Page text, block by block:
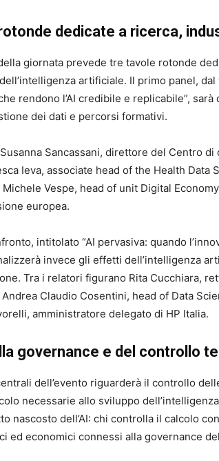
dedicate a ricerca,
giornata prevede tre tavole rotonde
artificiale. Il primo panel,
rendono l’AI credibile e replicabile”,
dei dati e percorsi formativi.
Sancassani, direttore del Centro
Ieva, associate head of the Health Data
Vespe, head of unit Digital
europea.
intitolato “AI pervasiva: quando
invece gli effetti dell’intelligenza
Tra i relatori figurano Rita Cucchiara,
Claudio Cosentini, head of Data
amministratore delegato di HP Italia.
governance e del controllo
dell’evento riguarderà il controllo
necessarie allo sviluppo
nascosto dell’AI: chi controlla il calcolo
ed economici connessi alla governance